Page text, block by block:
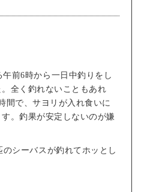
前6時から一日中釣りをし
全く釣れないこともあれ
間で、サヨリが入れ食いに
。釣果が安定しないのが嫌
シーバスが釣れてホッとし